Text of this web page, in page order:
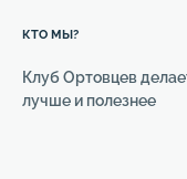
КТО МЫ?
Клуб Ортовцев
лучше и полезнее